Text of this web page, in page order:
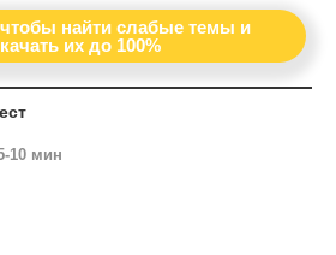
найти слабые темы и
их до 100%
10 мин